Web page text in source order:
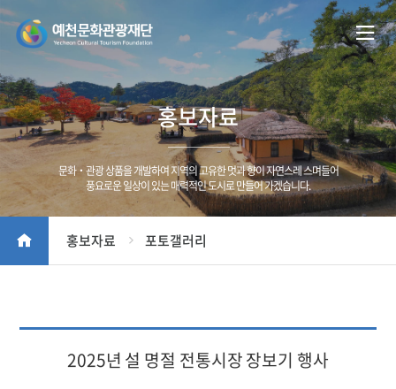
홍보자료
문화‧관광 상품을 개발하여 지역의 고유한 멋과 향이 자연스레 스며들어
풍요로운 일상이 있는 매력적인 도시로 만들어 가겠습니다.
홍보자료 포토갤러리
2025년 설 명절 전통시장 장보기 행사